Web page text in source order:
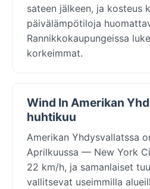
sateen jälkeen, ja kosteus
päivälämpötiloja
Rannikkokaupungeissa
korkeimmat.
Wind In Amerikan
huhtikuu
Amerikan Yhdysvallatssa
Aprilkuussa — New York
22 km/h, ja samanlaiset
vallitsevat useimmilla